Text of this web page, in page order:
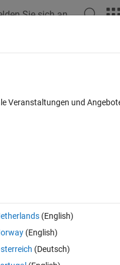
Sie sich an
Online öffnen 0 Stimmen
Veranstaltungen und
(English)
(English)
(Deutsch)